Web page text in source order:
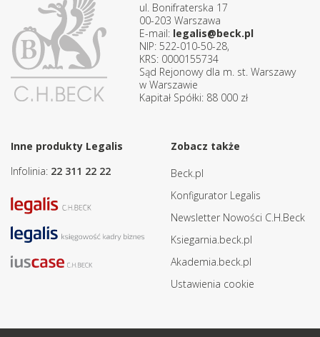
ul. Bonifraterska 17
00-203 Warszawa
E-mail: legalis@beck.pl
NIP: 522-010-50-28,
KRS: 0000155734
Sąd Rejonowy dla m. st. Warszawy
w Warszawie
Kapitał Spółki: 88 000 zł
Inne produkty Legalis
Infolinia: 22 311 22 22
Zobacz także
Beck.pl
Konfigurator Legalis
Newsletter Nowości C.H.Beck
Ksiegarnia.beck.pl
Akademia.beck.pl
Ustawienia cookie